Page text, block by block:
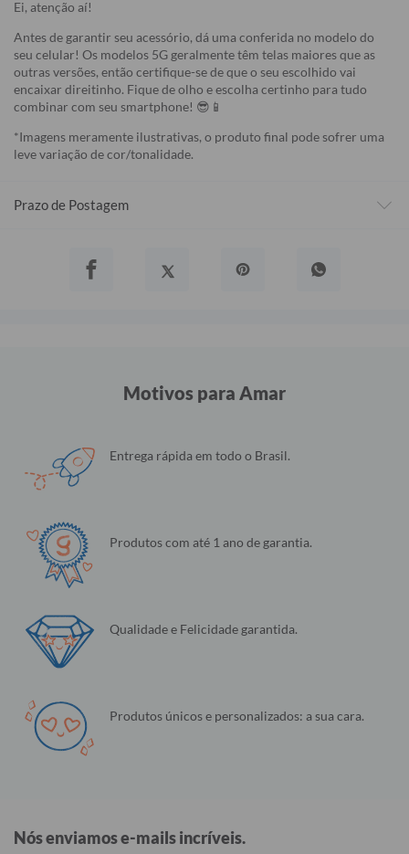
Ei, atenção aí!
Antes de garantir seu acessório, dá uma conferida no modelo do
seu celular! Os modelos 5G geralmente têm telas maiores que as
outras versões, então certifique-se de que o seu escolhido vai
encaixar direitinho. Fique de olho e escolha certinho para tudo
combinar com seu smartphone! 😎📱
*Imagens meramente ilustrativas, o produto final pode sofrer uma
leve variação de cor/tonalidade.
Prazo de Postagem
Motivos para Amar
Entrega rápida em todo o Brasil.
Produtos com até 1 ano de garantia.
Qualidade e Felicidade garantida.
Produtos únicos e personalizados: a sua cara.
Nós enviamos e-mails incríveis.